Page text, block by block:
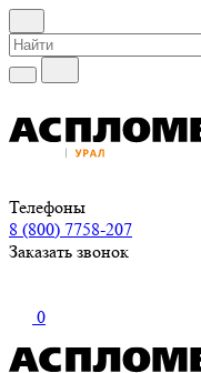
Телефоны
8 (800) 7758-207
Заказать звонок
0